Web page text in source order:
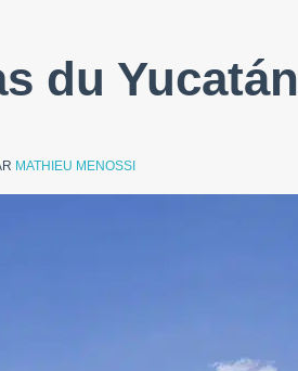
du Yucatán
MATHIEU MENOSSI